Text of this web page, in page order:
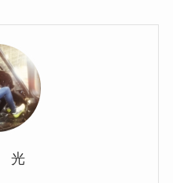
光